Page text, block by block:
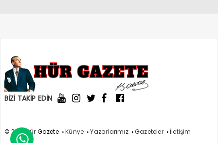
BİZİ TAKİP EDİN
© 2021 Hür Gazete Künye Yazarlarımız Gazeteler İletişim
